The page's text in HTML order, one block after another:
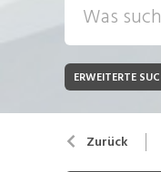
JOB-TYP
Bank,
ERWEITERTE
Zurück